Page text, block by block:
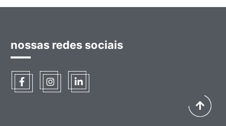
nossas redes sociais